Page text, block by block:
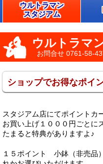
ウルトラマン
スタジアム
ウルトラマ
お問合せ 0761-58-
ショップでお得なポイ
スタジアム店にてポイントカ
お買い上げ１０００円ごとに
たまると特典がありますよ♪
１５ポイント 小鉢（非売品